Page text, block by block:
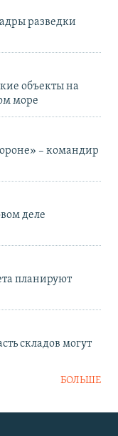
разведки
объекты на
море
– командир
деле
планируют
складов могут
БОЛЬШЕ